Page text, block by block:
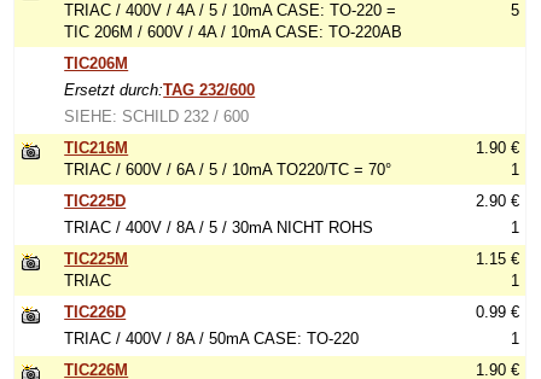
TRIAC / 400V / 4A / 5 / 10mA CASE: TO-220 =
TIC 206M / 600V / 4A / 10mA CASE: TO-220AB
5
TIC206M
Ersetzt durch:TAG 232/600
SIEHE: SCHILD 232 / 600
TIC216M
TRIAC / 600V / 6A / 5 / 10mA TO220/TC = 70°
1.90 €
1
TIC225D
TRIAC / 400V / 8A / 5 / 30mA NICHT ROHS
2.90 €
1
TIC225M
TRIAC
1.15 €
1
TIC226D
TRIAC / 400V / 8A / 50mA CASE: TO-220
0.99 €
1
TIC226M
1.90 €